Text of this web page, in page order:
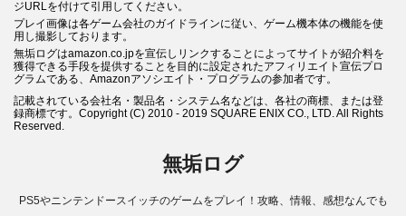
ジURLを付けて引用してください。
プレイ画像は各ゲーム会社のガイドラインに従い、ゲーム機本体の機能を使
用し撮影しております。
無垢ログはamazon.co.jpを宣伝しリンクすることによってサイトが紹介料を
獲得できる手段を提供することを目的に設定されたアフィリエイト宣伝プロ
グラムである、Amazonアソシエイト・プログラムの参加者です。
記載されている会社名・製品名・システム名などは、各社の商標、または登
録商標です。Copyright (C) 2010 - 2019 SQUARE ENIX CO., LTD. All Rights
Reserved.
無垢ログ
PS5やニンテンドースイッチのゲームをプレイ！攻略、情報、感想なんでも